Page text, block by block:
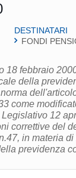
DESTINATARI
FONDI
18 febbraio
della
come
12
correttive del
in materia
previdenza